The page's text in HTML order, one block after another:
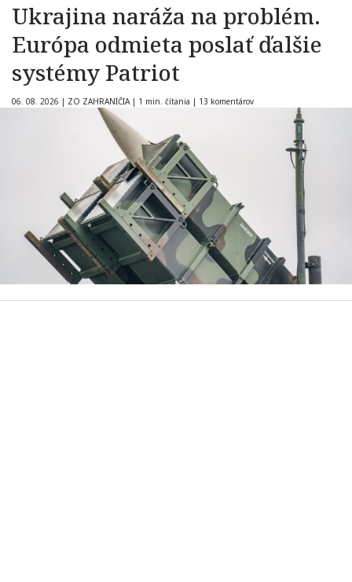
Ukrajina naráža na problém.
Európa odmieta poslať ďalšie
systémy Patriot
06. 08. 2026 | ZO ZAHRANIČIA | 1 min. čítania | 13 komentárov